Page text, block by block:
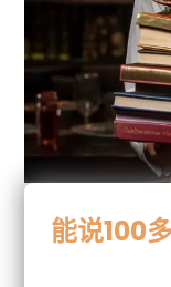
能说100